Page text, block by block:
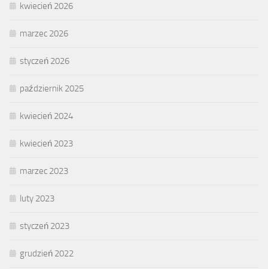
kwiecień 2026
marzec 2026
styczeń 2026
październik 2025
kwiecień 2024
kwiecień 2023
marzec 2023
luty 2023
styczeń 2023
grudzień 2022